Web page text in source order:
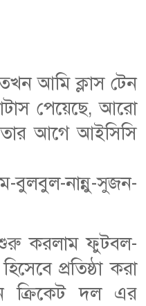
আমি ক্লাস টেন
পেয়েছে, আরো
তার আগে আইসিসি
নান্নু-সুজন-
শুরু করলাম ফুটবল-
প্রতিষ্ঠা করা
ক্রিকেট দল এর